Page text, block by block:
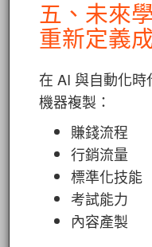
五、未來
重新定義
在 AI 與自動化
機器複製：
賺錢流程
行銷流量
標準化技能
考試能力
內容產製